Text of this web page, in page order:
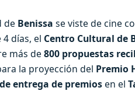
de Benissa se viste de cine
días, el Centro Cultural de
más de 800 propuestas
la proyección del Premio
entrega de premiosen el